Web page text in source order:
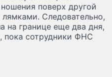
поверх другой
Следовательно,
на границе еще два дня,
пока сотрудники ФНС